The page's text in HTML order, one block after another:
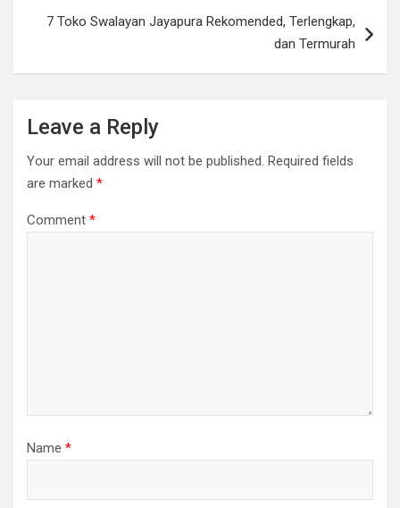
7 Toko Swalayan Jayapura Rekomended, Terlengkap,
dan Termurah
Leave a Reply
Your email address will not be published. Required fields
are marked *
Comment *
Name *